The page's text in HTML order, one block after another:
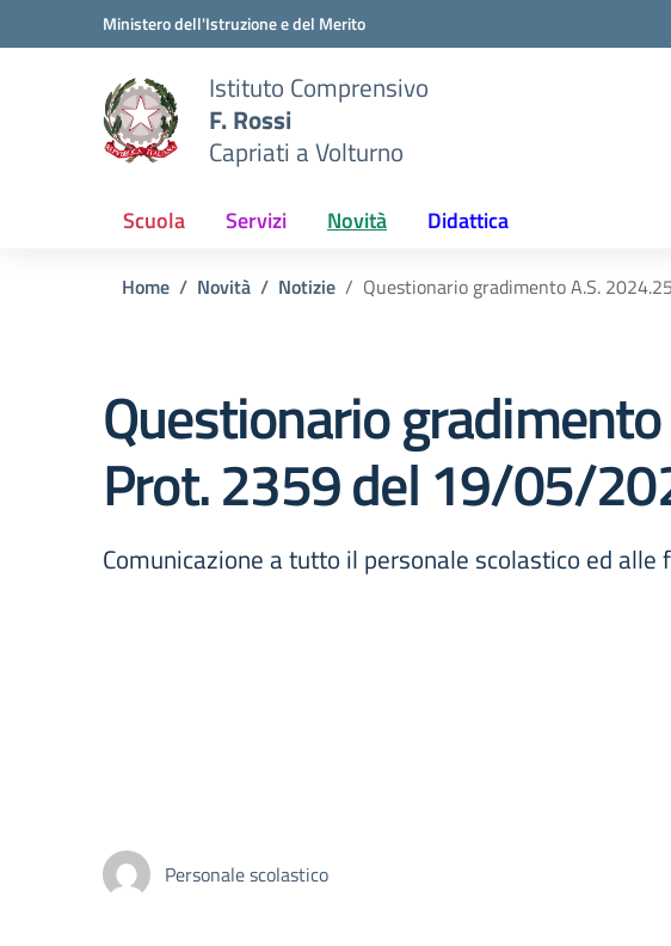
Vai ai contenuti
Vai al menu di navigazioneMinistero dell'Istruzione e del Merito
Istituto Comprensivo
F. Rossi
Capriati a Volturno
Scuola Servizi Novità Didattica
Home Novità Notizie Questionario gradimento A.S.
Questionario
Prot. 2359 del 19/05/
Comunicazione a tutto il personale scolastico ed alle
Personale scolastico